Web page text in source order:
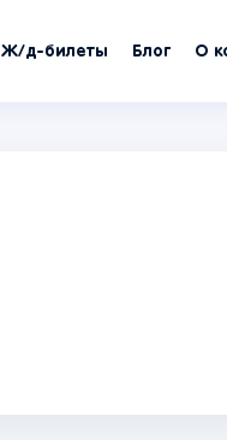
Ж/д-билеты Блог О